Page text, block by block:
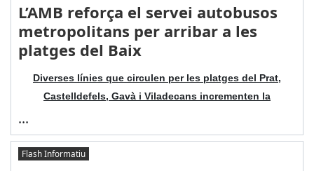
L’AMB reforça el servei autobusos
metropolitans per arribar a les
platges del Baix
Diverses línies que circulen per les platges del Prat,
Castelldefels, Gavà i Viladecans incrementen la
...
Flash Informatiu